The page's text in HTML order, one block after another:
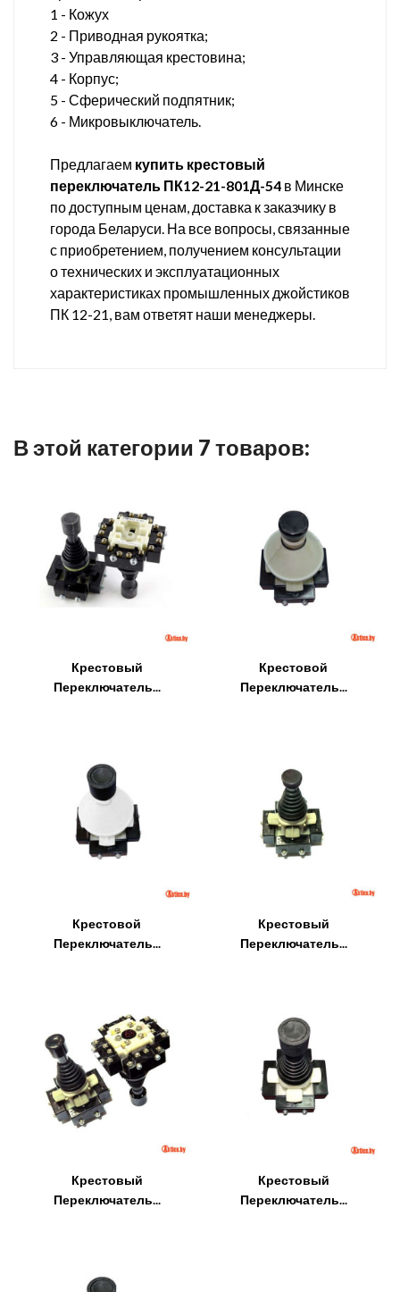
1 - Кожух
2 - Приводная рукоятка;
3 - Управляющая крестовина;
4 - Корпус;
5 - Сферический подпятник;
6 - Микровыключатель.
Предлагаем купить крестовый
переключатель ПК12-21-801Д-54 в Минске
по доступным ценам, доставка к заказчику в
города Беларуси. На все вопросы, связанные
с приобретением, получением консультации
о технических и эксплуатационных
характеристиках промышленных джойстиков
ПК 12-21, вам ответят наши менеджеры.
В этой категории 7 товаров:
Крестовый
Переключатель...
Крестовой
Переключатель...
Крестовой
Переключатель...
Крестовый
Переключатель...
Крестовый
Переключатель...
Крестовый
Переключатель...